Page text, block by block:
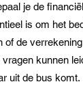
je de
is om het
of de
kunnen
uit de bus komt.